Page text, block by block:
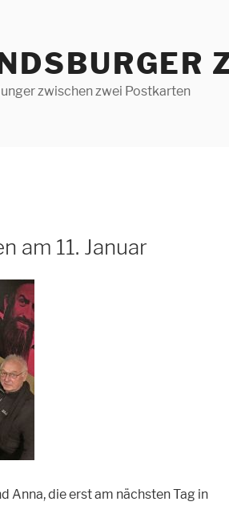
zwischen zwei Postkarten
am 11. Januar
Anna, die erst am nächsten Tag in